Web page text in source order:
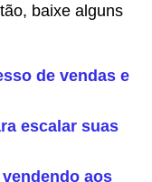
baixe alguns
de vendas e
escalar suas
aos